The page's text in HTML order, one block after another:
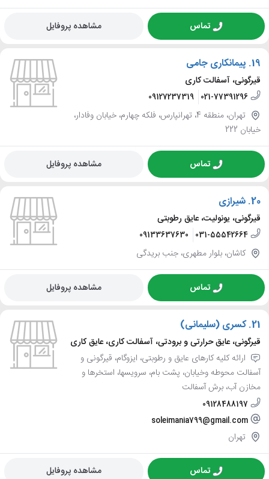
تماس مشاهده پروفایل
19. پیمانکاری جامی
قیرگونی، آسفالت کاری
021-77391296
09127237319
تهران، منطقه 4، تهرانپارس، فلکه چهارم، خیابان وفادار،
خیابان 222
تماس مشاهده پروفایل
20. شیرازی
قیرگونی، یونولیت، عایق رطوبتی
031-55542664
09133637630
کاشان، بلوار مطهری، جنب بریدگی
تماس مشاهده پروفایل
21. کسری (سلیمانی)
قیرگونی، عایق حرارتی و برودتی، آسفالت کاری، عایق کاری
ارائه کلیه کارهای عایق و رطوبتی، ایزوگام، قیرگونی و
آسفالت محوطه وخیابان، پشت بام، سرویسها، استخرها و
مخازن آب، برش آسفالت
09128488197
soleimania799@gmail.com
تهران
تماس مشاهده پروفایل